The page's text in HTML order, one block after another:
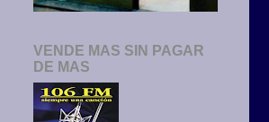
VENDE MAS SIN PAGAR
DE MAS